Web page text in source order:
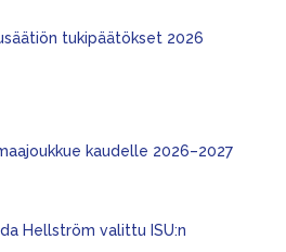
tukipäätökset 2026
kaudelle 2026–2027
Hellström valittu ISU:n